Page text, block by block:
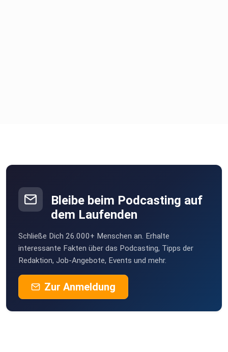
Bleibe beim Podcasting auf
dem Laufenden
Schließe Dich 26.000+ Menschen an. Erhalte
interessante Fakten über das Podcasting, Tipps der
Redaktion, Job-Angebote, Events und mehr.
Zur Anmeldung